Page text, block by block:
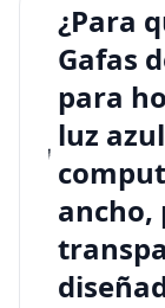
¿Para
Gafas
para
luz
ancho,